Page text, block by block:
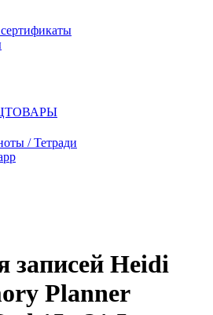
/ Тетради
записей Heidi
Planner